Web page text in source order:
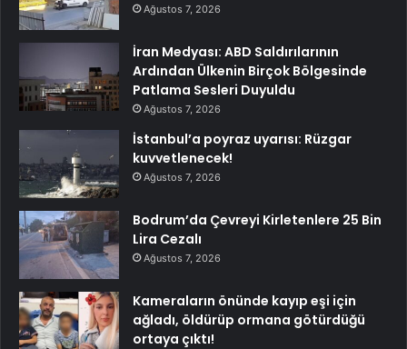
Ağustos 7, 2026
İran Medyası: ABD Saldırılarının
Ardından Ülkenin Birçok Bölgesinde
Patlama Sesleri Duyuldu
Ağustos 7, 2026
İstanbul’a poyraz uyarısı: Rüzgar
kuvvetlenecek!
Ağustos 7, 2026
Bodrum’da Çevreyi Kirletenlere 25 Bin
Lira Cezalı
Ağustos 7, 2026
Kameraların önünde kayıp eşi için
ağladı, öldürüp ormana götürdüğü
ortaya çıktı!